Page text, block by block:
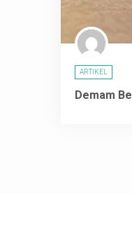
ARTIKEL
Demam